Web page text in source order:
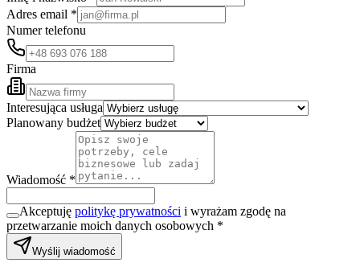
Adres email *
Numer telefonu
Firma
Interesująca usługa
Planowany budżet
Wiadomość *
Akceptuję politykę prywatności i wyrażam zgodę na
przetwarzanie moich danych osobowych *
Wyślij wiadomość